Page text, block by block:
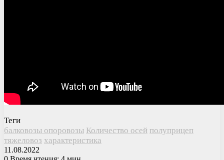
Теги
балковозы опоровозы Количество осей полуприцеп
тяжеловоз характеристика
11.08.2022